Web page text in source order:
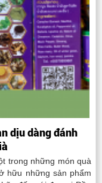
dịu dàng đánh
trong những món quà
hữu những sản phẩm